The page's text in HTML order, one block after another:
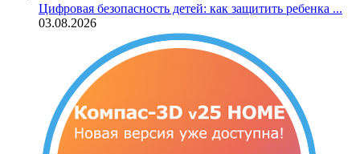
Цифровая безопасность детей: как защитить ребенка ...
03.08.2026